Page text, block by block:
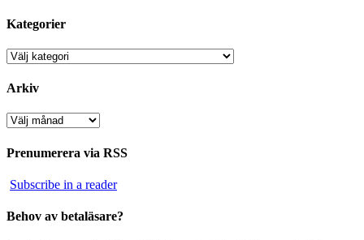
Kategorier
Kategorier
Arkiv
Arkiv
Prenumerera via RSS
Subscribe in a reader
Behov av betaläsare?